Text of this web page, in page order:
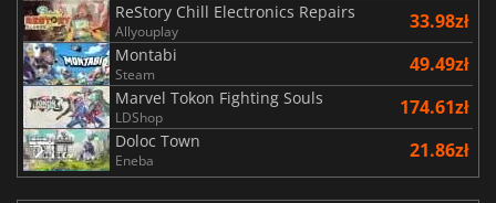
ReStory Chill Electronics Repairs
Allyouplay 33.98zł
Montabi
Steam 49.49zł
Marvel Tokon Fighting Souls
LDShop 174.61zł
Doloc Town
Eneba 21.86zł